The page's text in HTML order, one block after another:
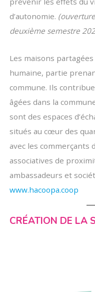
d’autonomie.
deuxième semestre
Les maisons
humaine, partie
commune. Ils
âgées dans la
sont des espaces
situés au cœur des
avec les commerçants
associatives de
ambassadeurs et
www.hacoopa.coop
CRÉATION DE LA